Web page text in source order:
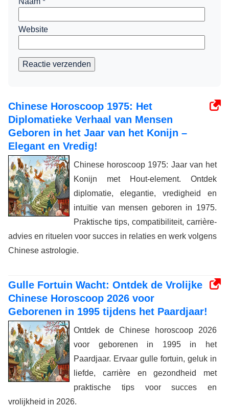
Website
Reactie verzenden
Chinese Horoscoop 1975: Het
Diplomatieke Verhaal van Mensen
Geboren in het Jaar van het Konijn –
Elegant en Vredig!
Chinese horoscoop 1975: Jaar van het
Konijn met Hout-element. Ontdek
diplomatie, elegantie, vredigheid en
intuïtie van mensen geboren in 1975.
Praktische tips, compatibiliteit, carrière-
advies en rituelen voor succes in relaties en werk volgens
Chinese astrologie.
Gulle Fortuin Wacht: Ontdek de Vrolijke
Chinese Horoscoop 2026 voor
Geborenen in 1995 tijdens het Paardjaar!
Ontdek de Chinese horoscoop 2026
voor geborenen in 1995 in het
Paardjaar. Ervaar gulle fortuin, geluk in
liefde, carrière en gezondheid met
praktische tips voor succes en
vrolijkheid in 2026.